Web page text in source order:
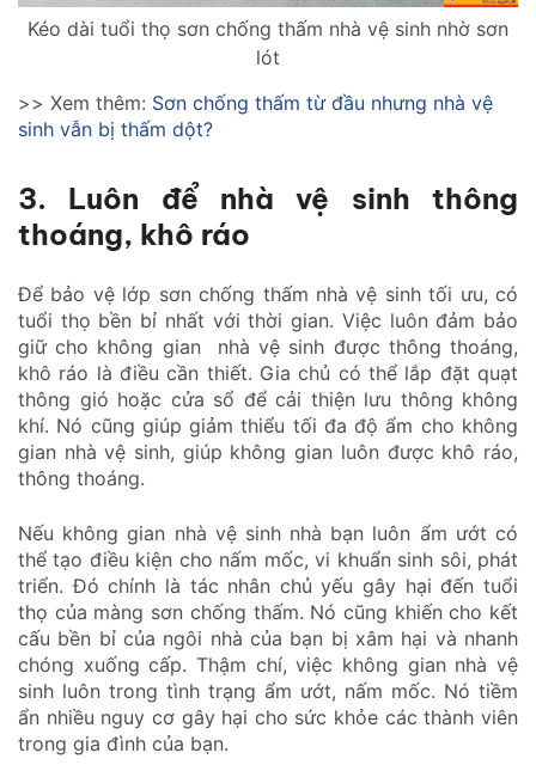
Kéo dài tuổi thọ sơn chống thấm nhà vệ sinh nhờ sơn
lót
>> Xem thêm: Sơn chống thấm từ đầu nhưng nhà vệ
sinh vẫn bị thấm dột?
3. Luôn để nhà vệ sinh thông
thoáng, khô ráo
Để bảo vệ lớp sơn chống thấm nhà vệ sinh tối ưu, có
tuổi thọ bền bỉ nhất với thời gian. Việc luôn đảm bảo
giữ cho không gian nhà vệ sinh được thông thoáng,
khô ráo là điều cần thiết. Gia chủ có thể lắp đặt quạt
thông gió hoặc cửa sổ để cải thiện lưu thông không
khí. Nó cũng giúp giảm thiểu tối đa độ ẩm cho không
gian nhà vệ sinh, giúp không gian luôn được khô ráo,
thông thoáng.
Nếu không gian nhà vệ sinh nhà bạn luôn ẩm ướt có
thể tạo điều kiện cho nấm mốc, vi khuẩn sinh sôi, phát
triển. Đó chính là tác nhân chủ yếu gây hại đến tuổi
thọ của màng sơn chống thấm. Nó cũng khiến cho kết
cấu bền bỉ của ngôi nhà của bạn bị xâm hại và nhanh
chóng xuống cấp. Thậm chí, việc không gian nhà vệ
sinh luôn trong tình trạng ẩm ướt, nấm mốc. Nó tiềm
ẩn nhiều nguy cơ gây hại cho sức khỏe các thành viên
trong gia đình của bạn.